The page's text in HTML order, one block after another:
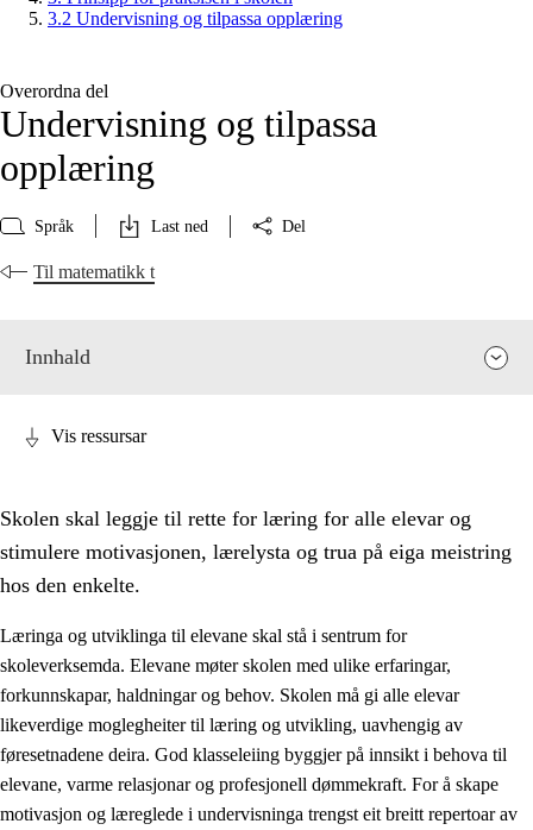
3.2 Undervisning og tilpassa opplæring
Overordna del
Undervisning og tilpassa
opplæring
Språk Last ned Del
Til matematikk t
Innhald
3. Prinsipp for praksisen i skolen
Vis ressursar
Skolen skal leggje til rette for læring for alle elevar og
stimulere motivasjonen, lærelysta og trua på eiga meistring
hos den enkelte.
Læringa og utviklinga til elevane skal stå i sentrum for
skoleverksemda. Elevane møter skolen med ulike erfaringar,
forkunnskapar, haldningar og behov. Skolen må gi alle elevar
likeverdige moglegheiter til læring og utvikling, uavhengig av
føresetnadene deira. God klasseleiing byggjer på innsikt i behova til
elevane, varme relasjonar og profesjonell dømmekraft. For å skape
motivasjon og læreglede i undervisninga trengst eit breitt repertoar av